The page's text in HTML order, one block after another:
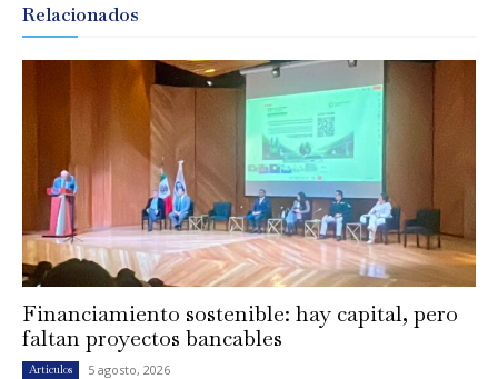
Relacionados
Financiamiento sostenible: hay capital, pero
faltan proyectos bancables
Artículos 5 agosto, 2026